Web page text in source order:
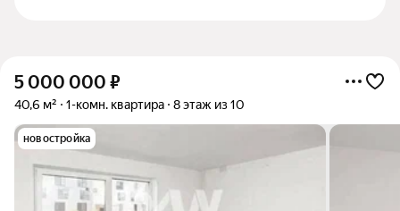
5 000 000 ₽
40,6 м² 1-комн. квартира 8 этаж из 10
новостройка